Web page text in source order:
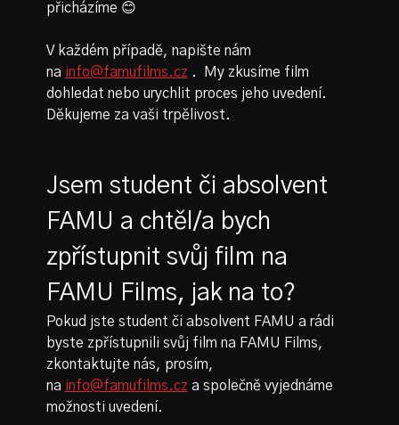
přicházíme 😊
V každém případě, napište nám
na info@famufilms.cz . My zkusíme film
dohledat nebo urychlit proces jeho uvedení.
Děkujeme za vaši trpělivost.
Jsem student či absolvent
FAMU a chtěl/a bych
zpřístupnit svůj film na
FAMU Films, jak na to?
Pokud jste student či absolvent FAMU a rádi
byste zpřístupnili svůj film na FAMU Films,
zkontaktujte nás, prosím,
na info@famufilms.cz a společně vyjednáme
možnosti uvedení.